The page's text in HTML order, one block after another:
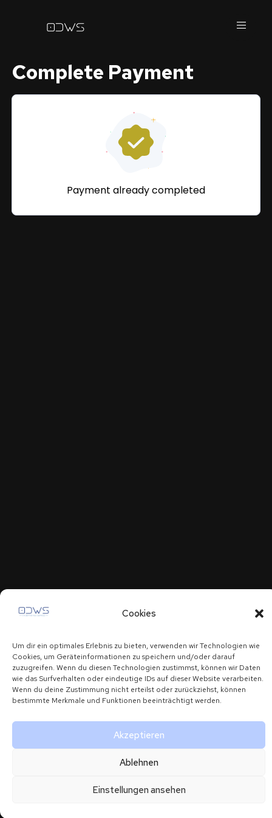
Cookies
Um dir ein optimales Erlebnis zu bieten, verwenden wir Technologien wie
Cookies, um Geräteinformationen zu speichern und/oder darauf
zuzugreifen. Wenn du diesen Technologien zustimmst, können wir Daten
wie das Surfverhalten oder eindeutige IDs auf dieser Website verarbeiten.
Wenn du deine Zustimmung nicht erteilst oder zurückziehst, können
bestimmte Merkmale und Funktionen beeinträchtigt werden.
Akzeptieren
Ablehnen
Einstellungen ansehen
Complete Payment
Payment already completed
Wo
auf Erfolg
trifft.
Services
Kontakt
Impressum
109225
31
Copyright © 2024 ODWS Back To Top